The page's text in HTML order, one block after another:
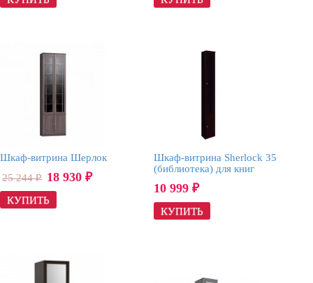
Шкаф-витрина Шерлок
25 244₽ 18 930 ₽
Шкаф-витрина Sherlock 35
(библиотека) для книг
10 999 ₽